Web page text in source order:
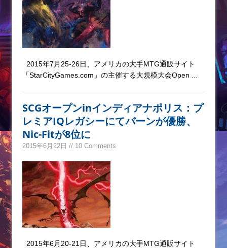
2015年7月25-26日、アメリカの大手MTG通販サイト
「StarCityGames.com」の主催する大規模大会Open
SCGオープンinインディアナポリス：プ
レミアIQレガシーにてバーンが優勝、
Nic-Fitが8位に
2015年6月22日 // 10 Comments
2015年6月20-21日、アメリカの大手MTG通販サイト